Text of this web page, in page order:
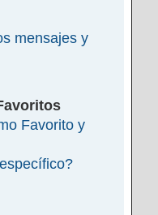
mensajes y
Favorito y